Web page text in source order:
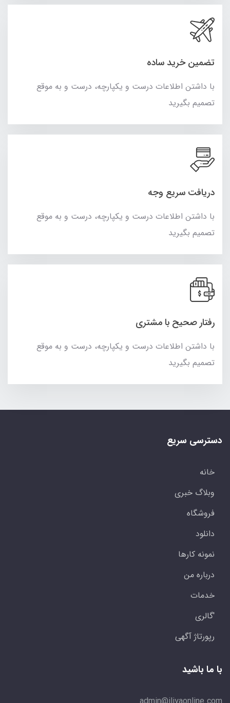
تضمین خرید ساده
با داشتن اطلاعات درست و یکپارچه، درست و به موقع
تصمیم بگیرید
دریافت سریع وجه
با داشتن اطلاعات درست و یکپارچه، درست و به موقع
تصمیم بگیرید
رفتار صحیح با مشتری
با داشتن اطلاعات درست و یکپارچه، درست و به موقع
تصمیم بگیرید
دسترسی سریع
خانه
وبلاگ خبری
فروشگاه
دانلود
نمونه کارها
درباره من
خدمات
'گالری
رپورتاژ آگهی
با ما باشید